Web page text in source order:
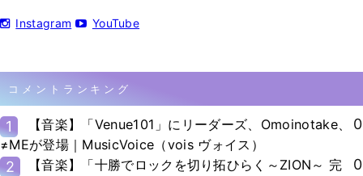
Instagram YouTube
コメントランキング
1
【音楽】「Venue101」にリーダーズ、Omoinotake、
≠MEが登場｜MusicVoice（vois ヴォイス）
0
2
【音楽】「十勝でロックを切り拓ひらく～ZION～ 完
0